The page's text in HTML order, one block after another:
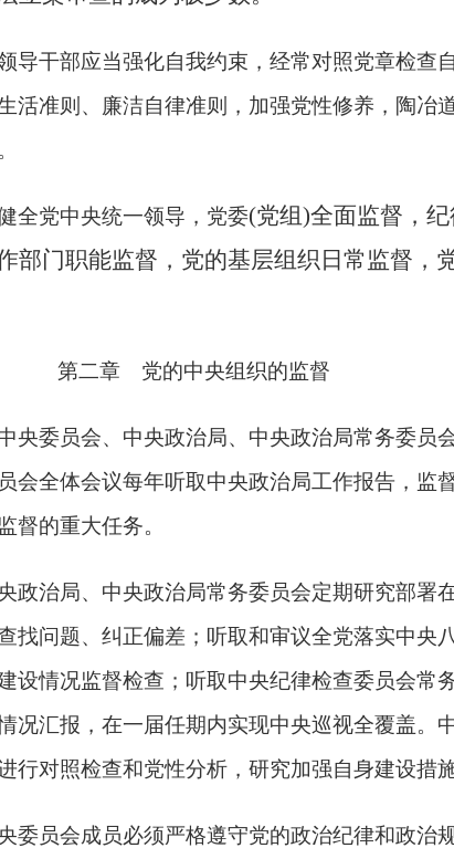
部应当强化自我约束，经常对照党章检查
活准则、廉洁自律准则，加强党性修养，陶冶
党中央统一领导，党委(党组)全面监督，
部门职能监督，党的基层组织日常监督，
第二章 党的中央组织的监督
员会、中央政治局、中央政治局常务委员
会全体会议每年听取中央政治局工作报告，监
督的重大任务。
局、中央政治局常务委员会定期研究部署
找问题、纠正偏差；听取和审议全党落实中央
设情况监督检查；听取中央纪律检查委员会常
况汇报，在一届任期内实现中央巡视全覆盖。
行对照检查和党性分析，研究加强自身建设措施
会成员必须严格遵守党的政治纪律和政治